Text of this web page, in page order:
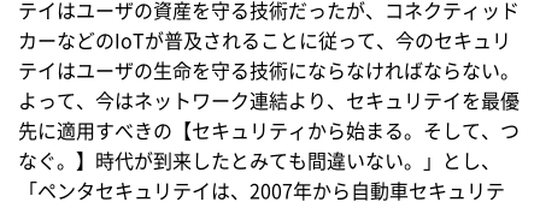
テイはユーザの資産を守る技術だったが、コネクティッド
カーなどのIoTが普及されることに従って、今のセキュリ
テイはユーザの生命を守る技術にならなければならない。
よって、今はネットワーク連結より、セキュリテイを最優
先に適用すべきの【セキュリティから始まる。そして、つ
なぐ。】時代が到来したとみても間違いない。」とし、
「ペンタセキュリテイは、2007年から自動車セキュリテ